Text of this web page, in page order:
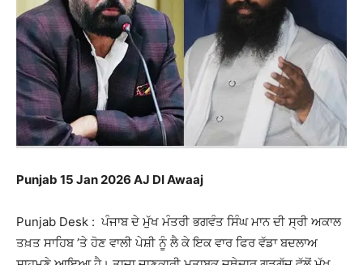
Punjab 15 Jan 2026 AJ DI Awaaj
Punjab Desk : ਪੰਜਾਬ ਦੇ ਮੁੱਖ ਮੰਤਰੀ ਭਗਵੰਤ ਸਿੰਘ ਮਾਨ ਦੀ ਸ੍ਰੀ ਅਕਾਲ
ਤਖ਼ਤ ਸਾਹਿਬ ’ਤੇ ਹੋਣ ਵਾਲੀ ਪੇਸ਼ੀ ਨੂੰ ਲੈ ਕੇ ਇਕ ਵਾਰ ਫਿਰ ਵੱਡਾ ਬਦਲਾਅ